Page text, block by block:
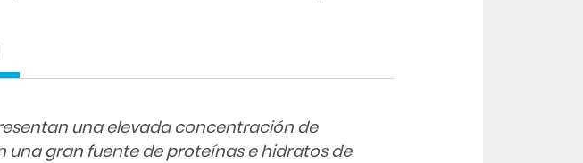
una elevada concentración de
una gran fuente de proteínas e hidratos de